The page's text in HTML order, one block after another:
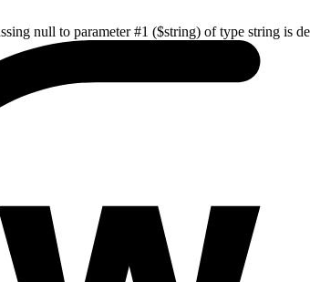
null to parameter #1 ($string) of type string is